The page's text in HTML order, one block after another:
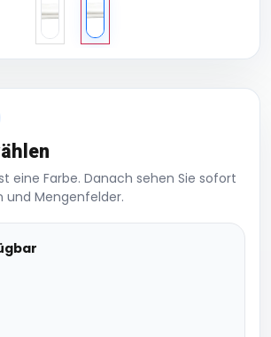
eine Farbe. Danach sehen Sie sofort
und Mengenfelder.